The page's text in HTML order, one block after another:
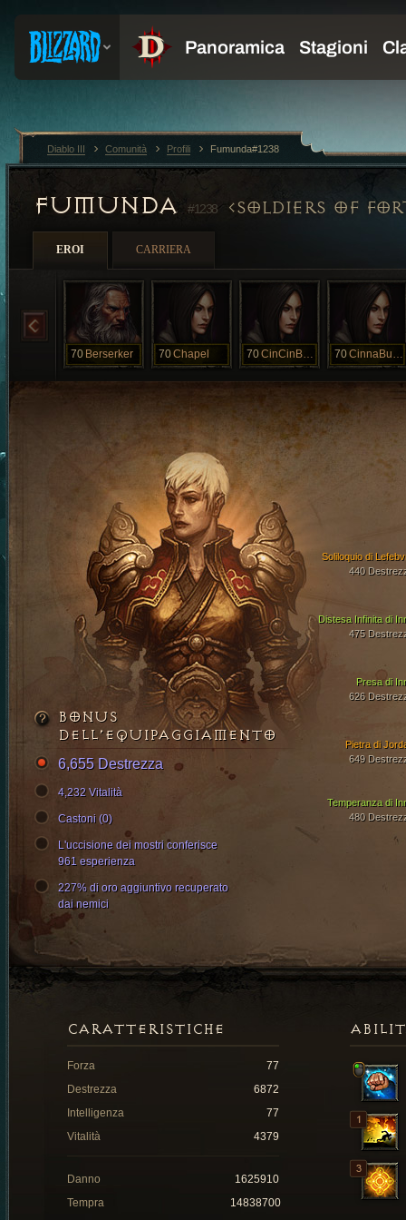
FUMUNDA #1238 SOLDIERS OF
EROI CARRIERA
70 Berserker 70Chapel 70 CinCinBuns 70 CinnaBuns
Distesa Infinita di
475
Presa di
626
Soliloquio di
440
Temperanza di
480
Pietra di
649
BONUS
DELL’EQUIPAGGIAMENTO
6,655 Destrezza
4,232 Vitalità
Castoni (0)
L'uccisione dei mostri conferisce
961 esperienza
227% di oro aggiuntivo recuperato
dai nemici
CARATTERISTICHE
Forza
77
Destrezza
6872
Intelligenza
77
Vitalità
4379
Danno
1625910
Tempra
14838700
Diablo III Comunità Profili Fumunda#1238